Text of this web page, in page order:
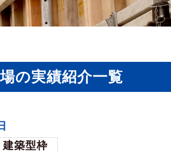
の実績紹介一覧
建築型枠